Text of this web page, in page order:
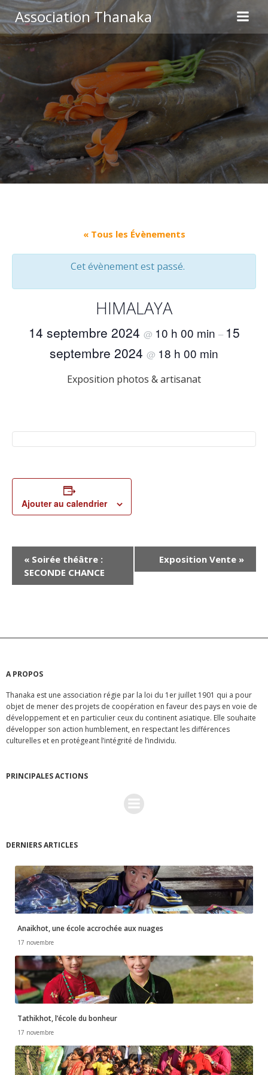
au
contenu
Association Thanaka
« Tous les Évènements
Cet évènement est passé.
HIMALAYA
14 septembre 2024 @ 10 h 00 min – 15
septembre 2024 @ 18 h 00 min
Exposition photos & artisanat
Ajouter au calendrier
N
a
i
g
a
t
i
o
v
è
n
e
m
e
n
t
« Soirée théâtre :
SECONDE CHANCE
Exposition Vente »
A PROPOS
Thanaka est une association régie par la loi du 1er juillet 1901 qui a pour
objet de mener des projets de coopération en faveur des pays en voie de
développement et en particulier ceux du continent asiatique. Elle souhaite
développer son action humblement, en respectant les différences
culturelles et en protégeant l’intégrité de l’individu.
PRINCIPALES ACTIONS
DERNIERS ARTICLES
Anaikhot, une école accrochée aux nuages
17 novembre
Tathikhot, l’école du bonheur
17 novembre